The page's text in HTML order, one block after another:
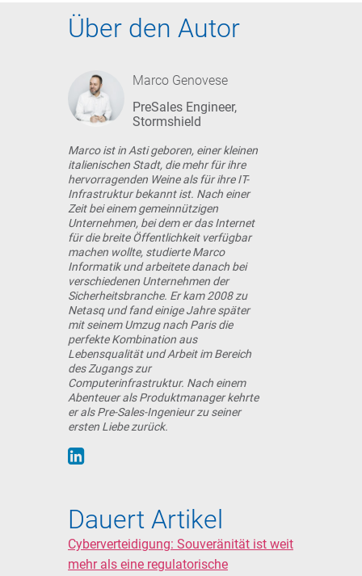
Über den Autor
Marco Genovese
PreSales Engineer,
Stormshield
Marco ist in Asti geboren, einer kleinen
italienischen Stadt, die mehr für ihre
hervorragenden Weine als für ihre IT-
Infrastruktur bekannt ist. Nach einer
Zeit bei einem gemeinnützigen
Unternehmen, bei dem er das Internet
für die breite Öffentlichkeit verfügbar
machen wollte, studierte Marco
Informatik und arbeitete danach bei
verschiedenen Unternehmen der
Sicherheitsbranche. Er kam 2008 zu
Netasq und fand einige Jahre später
mit seinem Umzug nach Paris die
perfekte Kombination aus
Lebensqualität und Arbeit im Bereich
des Zugangs zur
Computerinfrastruktur. Nach einem
Abenteuer als Produktmanager kehrte
er als Pre-Sales-Ingenieur zu seiner
ersten Liebe zurück.
Dauert Artikel
Cyberverteidigung: Souveränität ist weit
mehr als eine regulatorische